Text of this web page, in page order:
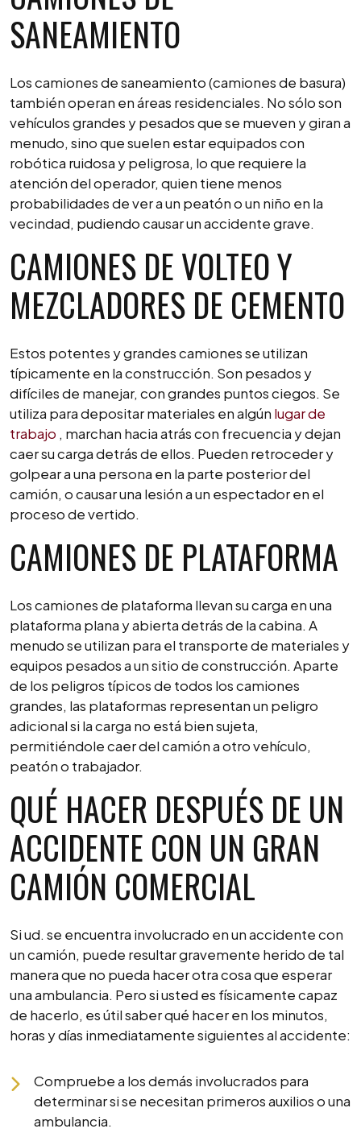
SANEAMIENTO
Los camiones de saneamiento (camiones de basura)
también operan en áreas residenciales. No sólo son
vehículos grandes y pesados que se mueven y giran a
menudo, sino que suelen estar equipados con
robótica ruidosa y peligrosa, lo que requiere la
atención del operador, quien tiene menos
probabilidades de ver a un peatón o un niño en la
vecindad, pudiendo causar un accidente grave.
CAMIONES DE VOLTEO Y
MEZCLADORES DE CEMENTO
Estos potentes y grandes camiones se utilizan
típicamente en la construcción. Son pesados y
difíciles de manejar, con grandes puntos ciegos. Se
utiliza para depositar materiales en algún lugar de
trabajo , marchan hacia atrás con frecuencia y dejan
caer su carga detrás de ellos. Pueden retroceder y
golpear a una persona en la parte posterior del
camión, o causar una lesión a un espectador en el
proceso de vertido.
CAMIONES DE PLATAFORMA
Los camiones de plataforma llevan su carga en una
plataforma plana y abierta detrás de la cabina. A
menudo se utilizan para el transporte de materiales y
equipos pesados a un sitio de construcción. Aparte
de los peligros típicos de todos los camiones
grandes, las plataformas representan un peligro
adicional si la carga no está bien sujeta,
permitiéndole caer del camión a otro vehículo,
peatón o trabajador.
QUÉ HACER DESPUÉS DE UN
ACCIDENTE CON UN GRAN
CAMIÓN COMERCIAL
Si ud. se encuentra involucrado en un accidente con
un camión, puede resultar gravemente herido de tal
manera que no pueda hacer otra cosa que esperar
una ambulancia. Pero si usted es físicamente capaz
de hacerlo, es útil saber qué hacer en los minutos,
horas y días inmediatamente siguientes al accidente:
Compruebe a los demás involucrados para
determinar si se necesitan primeros auxilios o una
ambulancia.